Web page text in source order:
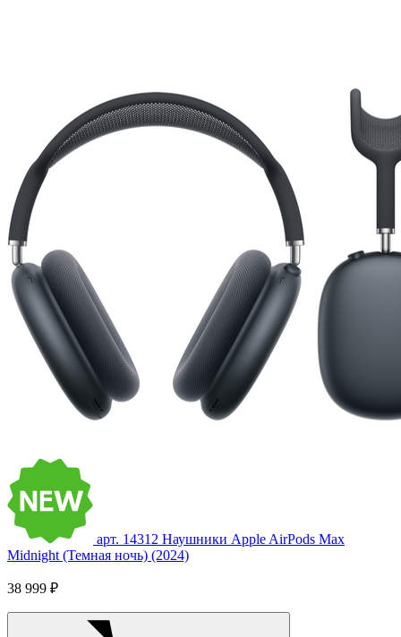
арт. 14312 Наушники Apple AirPods Max
Midnight (Темная ночь) (2024)
38 999 ₽